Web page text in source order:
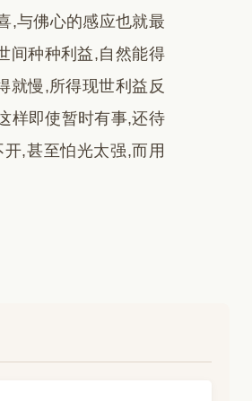
,与佛心的感应也就最
间种种利益,自然能得
就慢,所得现世利益反
样即使暂时有事,还待
,甚至怕光太强,而用